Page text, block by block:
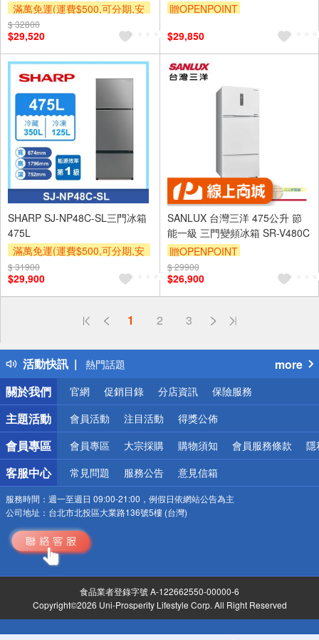
滿萬免運(運費$500,可分期,安
裝跨區費另計,單品未滿1萬元
及使用6期以上分期0利率,需付
基本安裝運費)
$ 32800
$29,520
贈OPENPOINT
$29,850
SHARP SJ-NP48C-SL三門冰箱
475L
滿萬免運(運費$500,可分期,安
裝跨區費另計,單品未滿1萬元
及使用6期以上分期0利率,需付
基本安裝運費)
$ 31900
$29,900
SANLUX 台灣三洋 475公升 節
能一級 三門變頻冰箱 SR-V480C
贈OPENPOINT
$ 29900
$26,900
1 2 3
活動快訊
偏遠地區配送
得獎公告
熱門話題
銀行優惠
偏遠地區配送
詐騙網頁！請小心！
more
關於我們
官網 促銷目錄 分店資訊 保險服務
主題活動 會員活動 注目活動 得獎公佈
會員專區 會員專區 大宗採購 購物須知 會員服務條款 隱
客服中心 常見問題 服務公告 意見信箱
服務時間： 週一至週日 09:00-21:00，例假日依網站公告為主
公司地址： 台北市北投區大業路136號5樓 (台灣)
食品業者登錄字號 A-122662550-00000-6
Copyright©2026 Uni-Prosperity Lifestyle Corp. All Right Reserved